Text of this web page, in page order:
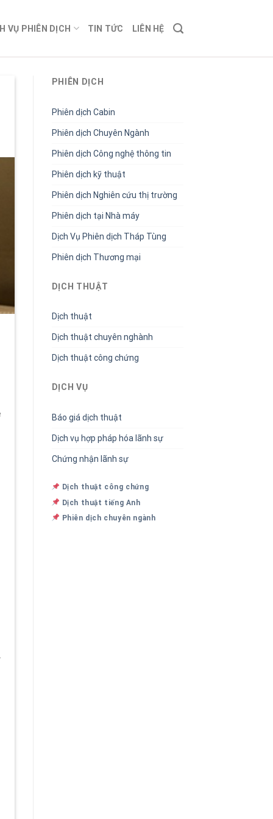
VỤ PHIÊN DỊCH TIN TỨC LIÊN HỆ
PHIÊN DỊCH
Phiên dịch Cabin
Phiên dịch Chuyên Ngành
Phiên dịch Công nghệ thông tin
Phiên dịch kỹ thuật
Phiên dịch Nghiên cứu thị trường
Phiên dịch tại Nhà máy
Dịch Vụ Phiên dịch Tháp Tùng
Phiên dịch Thương mại
DỊCH THUẬT
Dịch thuật
Dịch thuật chuyên nghành
Dịch thuật công chứng
DỊCH VỤ
Báo giá dịch thuật
Dịch vụ hợp pháp hóa lãnh sự
Chứng nhận lãnh sự
Dịch thuật công chứng
Dịch thuật tiếng Anh
Phiên dịch chuyên ngành